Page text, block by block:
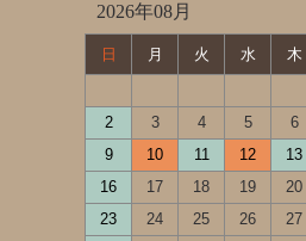
2026年08月
日 月 火 水 木
2
3 4 5 6
9
10 11 12 13
16
17 18 19 20
23
24 25 26 27